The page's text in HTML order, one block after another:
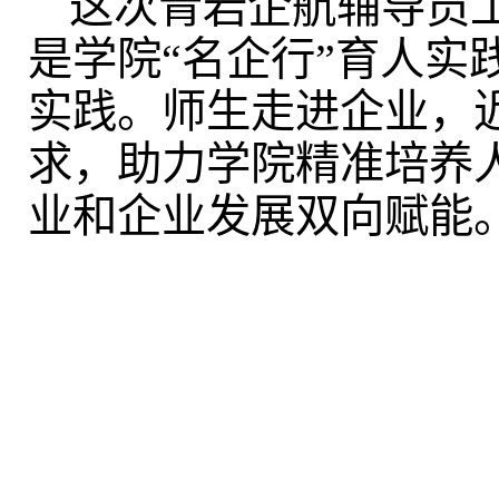
是学院“名企行”育人实
实践。师生走进企业，
求，助力学院精准培养
业和企业发展双向赋能